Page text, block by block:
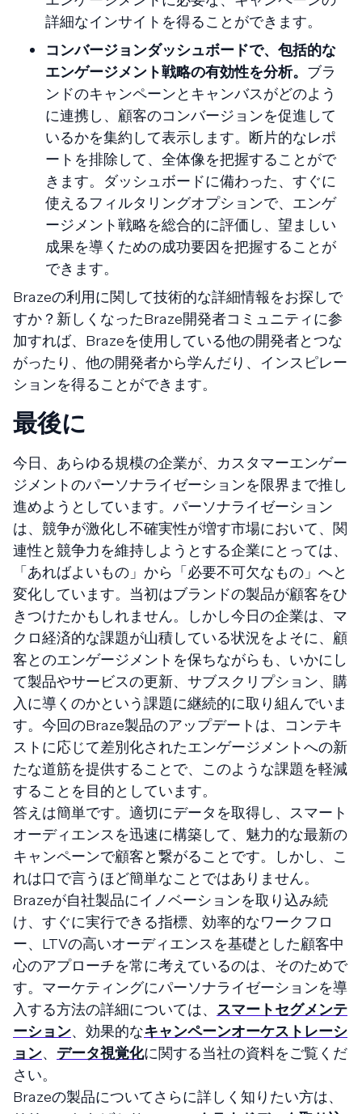
詳細なインサイトを得ることができます。
コンバージョンダッシュボードで、包括的な
エンゲージメント戦略の有効性を分析。 ブラ
ンドのキャンペーンとキャンバスがどのよう
に連携し、顧客のコンバージョンを促進して
いるかを集約して表示します。断片的なレポ
ートを排除して、全体像を把握することがで
きます。ダッシュボードに備わった、すぐに
使えるフィルタリングオプションで、エンゲ
ージメント戦略を総合的に評価し、望ましい
成果を導くための成功要因を把握することが
できます。
Brazeの利用に関して技術的な詳細情報をお探しで
すか？新しくなったBraze開発者コミュニティに参
加すれば、Brazeを使用している他の開発者とつな
がったり、他の開発者から学んだり、インスピレー
ションを得ることができます。
最後に
今日、あらゆる規模の企業が、カスタマーエンゲー
ジメントのパーソナライゼーションを限界まで推し
進めようとしています。パーソナライゼーション
は、競争が激化し不確実性が増す市場において、関
連性と競争力を維持しようとする企業にとっては、
「あればよいもの」から「必要不可欠なもの」へと
変化しています。当初はブランドの製品が顧客をひ
きつけたかもしれません。しかし今日の企業は、マ
クロ経済的な課題が山積している状況をよそに、顧
客とのエンゲージメントを保ちながらも、いかにし
て製品やサービスの更新、サブスクリプション、購
入に導くのかという課題に継続的に取り組んでいま
す。今回のBraze製品のアップデートは、コンテキ
ストに応じて差別化されたエンゲージメントへの新
たな道筋を提供することで、このような課題を軽減
することを目的としています。
答えは簡単です。適切にデータを取得し、スマート
オーディエンスを迅速に構築して、魅力的な最新の
キャンペーンで顧客と繋がることです。しかし、こ
れは口で言うほど簡単なことではありません。
Brazeが自社製品にイノベーションを取り込み続
け、すぐに実行できる指標、効率的なワークフロ
ー、LTVの高いオーディエンスを基礎とした顧客中
心のアプローチを常に考えているのは、そのためで
す。マーケティングにパーソナライゼーションを導
入する方法の詳細については、 スマートセグメンテ
ーション、効果的なキャンペーンオーケストレーシ
ョン、 データ視覚化に関する当社の資料をご覧くだ
さい。
Brazeの製品についてさらに詳しく知りたい方は、